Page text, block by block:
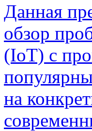
Данная
обзор
(IoT) с
на